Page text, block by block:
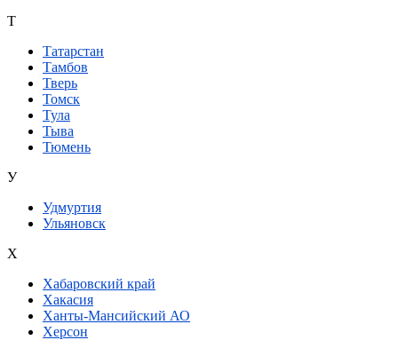
Т
Татарстан
Тамбов
Тверь
Томск
Тула
Тыва
Тюмень
У
Удмуртия
Ульяновск
Х
Хабаровский край
Хакасия
Ханты-Мансийский АО
Херсон